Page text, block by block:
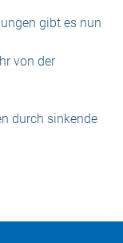
gibt es nun
von der
durch sinkende